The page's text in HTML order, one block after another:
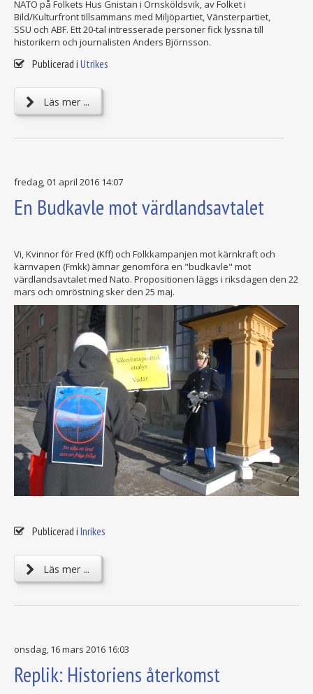
NATO på Folkets Hus Gnistan i Örnsköldsvik, av Folket i
Bild/Kulturfront tillsammans med Miljöpartiet, Vänsterpartiet,
SSU och ABF. Ett 20-tal intresserade personer fick lyssna till
historikern och journalisten Anders Björnsson.
Publicerad i Utrikes
Läs mer ...
fredag, 01 april 2016 14:07
En Budkavle mot värdlandsavtalet
Vi, Kvinnor för Fred (Kff) och Folkkampanjen mot kärnkraft och
kärnvapen (Fmkk) ämnar genomföra en "budkavle" mot
värdlandsavtalet med Nato. Propositionen läggs i riksdagen den 22
mars och omröstning sker den 25 maj.
Publicerad i Inrikes
Läs mer ...
onsdag, 16 mars 2016 16:03
Replik: Historiens återkomst